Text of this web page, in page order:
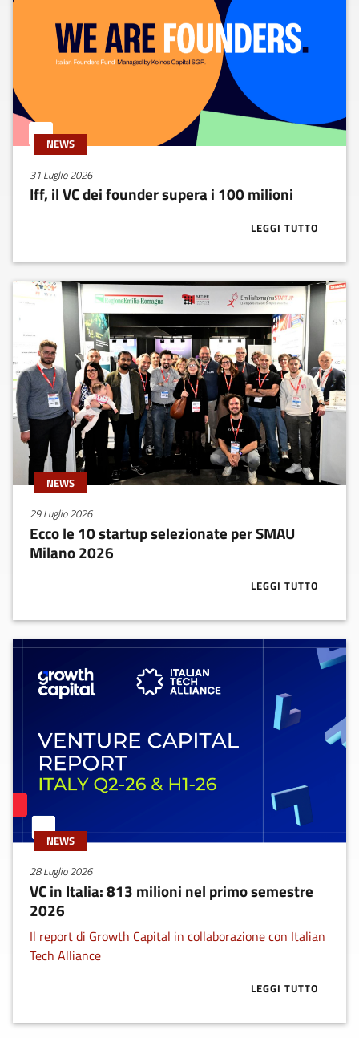
NEWS
31 Luglio 2026
Iff, il VC dei founder supera i 100 milioni
LEGGI TUTTOABOUT IFF, IL
NEWS
29 Luglio 2026
Ecco le 10 startup selezionate per SMAU
Milano 2026
LEGGI TUTTOABOUT ECCO
NEWS
28 Luglio 2026
VC in Italia: 813 milioni nel primo semestre
2026
Il report di Growth Capital in collaborazione con Italian
Tech Alliance
LEGGI TUTTOABOUT VC IN